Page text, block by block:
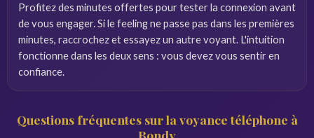
Profitez des minutes offertes pour tester la connexion avant
de vous engager. Si le feeling ne passe pas dans les premières
minutes, raccrochez et essayez un autre voyant. L'intuition
fonctionne dans les deux sens : vous devez vous sentir en
confiance.
Questions fréquentes sur la voyance téléphone à